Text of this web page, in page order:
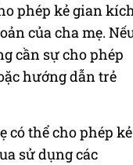
phép kẻ gian
của cha mẹ.
cần sự cho phép
hướng dẫn trẻ
có thể cho phép kẻ
sử dụng các